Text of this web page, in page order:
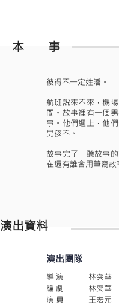
彼得不一定姓潘。
航班說來不來，機
間。故事裡有一個
事。他們遇上，他
男孩不。
故事完了，聽故事
在還有誰會用筆寫故
演出團隊
導 演
編 劇
演 員
林奕華
林奕華
王宏元
本 事
演出資料